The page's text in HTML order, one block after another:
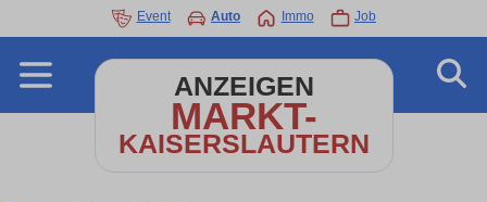
Event Auto Immo Job
ANZEIGEN
MARKT-
KAISERSLAUTERN